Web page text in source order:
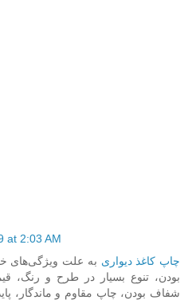
at 2:03 AM
چاپ کاغذ دیواری به علت ویژگی‌های
بودن، تنوع بسیار در طرح و رنگ،
شفاف بودن، چاپ مقاوم و ماندگار،